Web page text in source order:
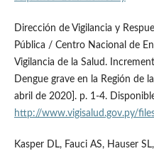
Dirección de Vigilancia y
Pública / Centro Nacional de
Vigilancia de la Salud.
Dengue grave en la Región de
abril de 2020]. p. 1-4.
http://www.vigisalud.gov.py/
Kasper DL, Fauci AS, Hauser